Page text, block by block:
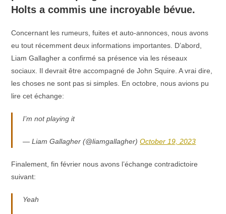
Holts a commis une incroyable bévue.
Concernant les rumeurs, fuites et auto-annonces, nous avons
eu tout récemment deux informations importantes. D’abord,
Liam Gallagher a confirmé sa présence via les réseaux
sociaux. Il devrait être accompagné de John Squire. A vrai dire,
les choses ne sont pas si simples. En octobre, nous avions pu
lire cet échange:
I’m not playing it
— Liam Gallagher (@liamgallagher)October 19, 2023
Finalement, fin février nous avons l’échange contradictoire
suivant:
Yeah